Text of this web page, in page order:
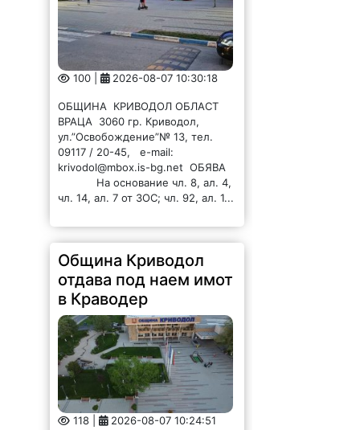
100 | 2026-08-07 10:30:18
ОБЩИНА КРИВОДОЛ ОБЛАСТ
ВРАЦА 3060 гр. Криводол,
ул.”Освобождение”№ 13, тел.
09117 / 20-45, e-mail:
krivodol@mbox.is-bg.net ОБЯВА
На основание чл. 8, ал. 4,
чл. 14, ал. 7 от ЗОС; чл. 92, ал. 1...
Община Криводол
отдава под наем имот
в Краводер
118 | 2026-08-07 10:24:51